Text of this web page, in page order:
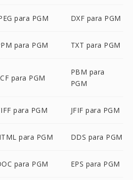
para PGM DXF para PGM
para PGM TXT para PGM
para PGM
PBM para
PGM
para PGM JFIF para PGM
para PGM DDS para PGM
para PGM EPS para PGM